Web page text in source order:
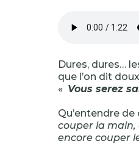
Dures, dures…
que l’on dit
« Vous serez
Qu’entendre de
couper la
encore couper